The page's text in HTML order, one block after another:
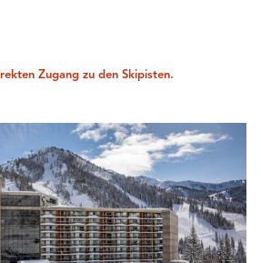
Zugang zu den Skipisten.